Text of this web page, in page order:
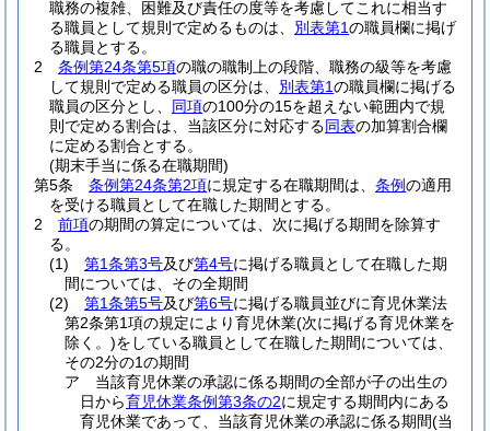
職務の複雑、困難及び責任の度等を考慮してこれに相当す
る職員として規則で定めるものは、 別表第1の職員欄に掲げ
る職員とする。
2
条例第24条第5項の職の職制上の段階、職務の級等を考慮
して規則で定める職員の区分は、 別表第1の職員欄に掲げる
職員の区分とし、 同項の100分の15を超えない範囲内で規
則で定める割合は、当該区分に対応する同表の加算割合欄
に定める割合とする。
(期末手当に係る在職期間)
第5条
条例第24条第2項に規定する在職期間は、 条例の適用
を受ける職員として在職した期間とする。
2
前項の期間の算定については、次に掲げる期間を除算す
る。
(1)
第1条第3号及び第4号に掲げる職員として在職した期
間については、その全期間
(2)
第1条第5号及び第6号に掲げる職員並びに育児休業法
第2条第1項の規定により育児休業(次に掲げる育児休業を
除く。)をしている職員として在職した期間については、
その2分の1の期間
ア
当該育児休業の承認に係る期間の全部が子の出生の
日から育児休業条例第3条の2に規定する期間内にある
育児休業であって、当該育児休業の承認に係る期間(当